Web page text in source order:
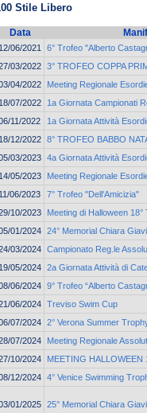
Stile Libero
Data
12/06/2021
6° Trofeo "Alberto
03/2022 3° TROFEO COPPA
04/2022
Meeting Regionale
18/07/2022
1a Giornata Campionati
11/2022
1a Giornata Attività
18/12/2022 8° TROFEO BABBO
03/2023 4a Giornata Attività
14/05/2023
Meeting Regionale
11/06/2023
7° Trofeo "Dell'Amicizia"
10/2023
Meeting di Halloween
01/2024 24° Memorial Chiara
03/2024 Campionato Reg.le
19/05/2024 2a Giornata Attività di
06/2024 9° Trofeo “Alberto
06/2024 Treviso Swim Cup
07/2024 2° Verona Summer
07/2024
Meeting Regionale
10/2024
MEETING HALLOWEEN
12/2024 4° Venice Swimming
01/2025 25° Memorial Chiara